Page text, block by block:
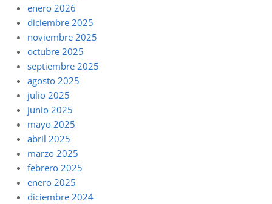
enero 2026
diciembre 2025
noviembre 2025
octubre 2025
septiembre 2025
agosto 2025
julio 2025
junio 2025
mayo 2025
abril 2025
marzo 2025
febrero 2025
enero 2025
diciembre 2024